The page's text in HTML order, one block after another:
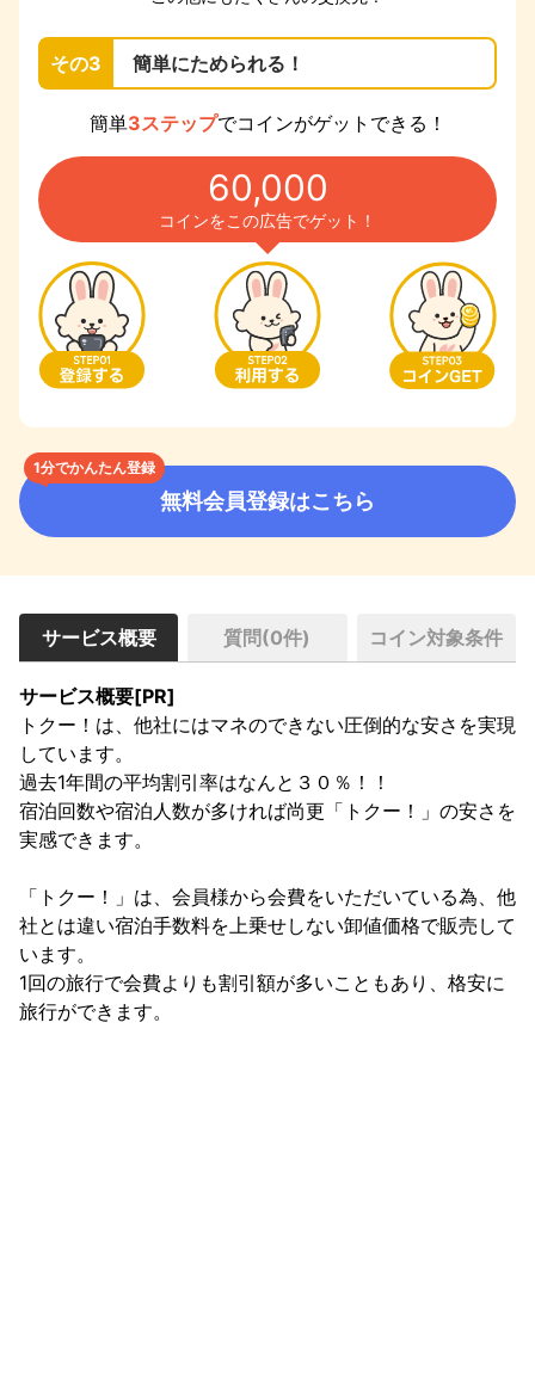
その3 簡単にためられる！
簡単3ステップでコインがゲットできる！
60,000
コインをこの広告でゲット！
1分でかんたん登録
無料会員登録はこちら
サービス概要 質問(0件) コイン対象条件
サービス概要[PR]
トクー！は、他社にはマネのできない圧倒的な安さを実現
しています。
過去1年間の平均割引率はなんと３０％！！
宿泊回数や宿泊人数が多ければ尚更「トクー！」の安さを
実感できます。
「トクー！」は、会員様から会費をいただいている為、他
社とは違い宿泊手数料を上乗せしない卸値価格で販売して
います。
1回の旅行で会費よりも割引額が多いこともあり、格安に
旅行ができます。